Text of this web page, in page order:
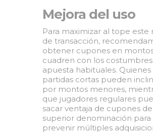
Mejora del uso
Para maximizar al tope este
de transacción,
obtener cupones en
cuadren con los
apuesta habituales. Quienes
partidas cortas pueden
por montos menores,
que jugadores regulares
sacar ventaja de cupones de
superior denominación para
prevenir múltiples